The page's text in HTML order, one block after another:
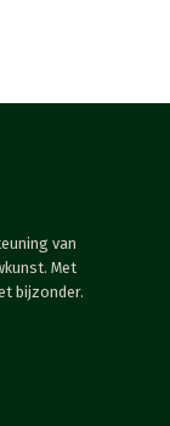
van
Met
bijzonder.